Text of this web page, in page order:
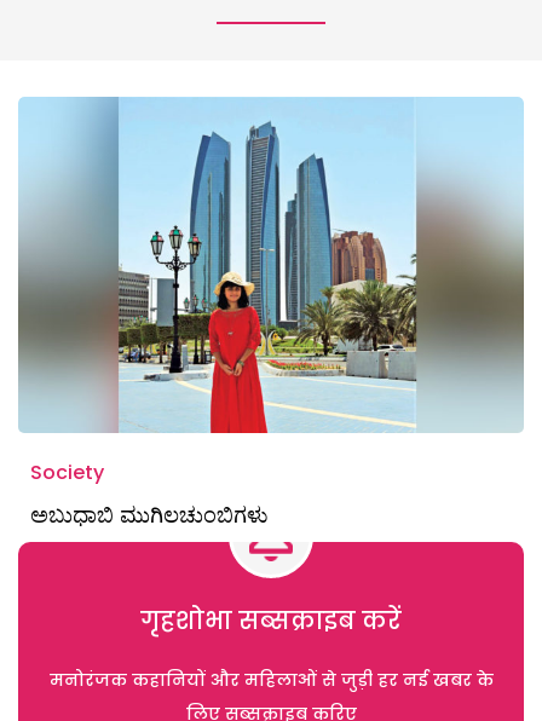
Society
ಅಬುಧಾಬಿ ಮುಗಿಲಚುಂಬಿಗಳು
गृहशोभा सब्सक्राइब करें
मनोरंजक कहानियों और महिलाओं से जुड़ी हर नई खबर के
लिए सब्सक्राइब करिए